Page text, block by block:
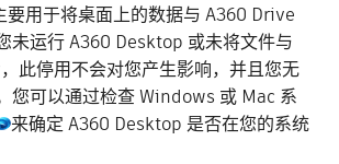
用于将桌面上的数据与 A360 Drive
未运行 A360 Desktop 或未将文件与
此停用不会对您产生影响，并且您无
您可以通过检查 Windows 或 Mac 系
来确定 A360 Desktop 是否在您的系统